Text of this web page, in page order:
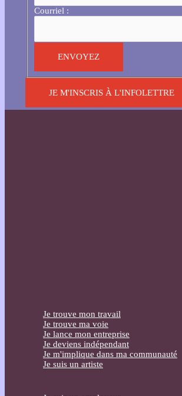
Courriel :
JE M'INSCRIS À L'INFOLETTRE
Je trouve mon travail
Je trouve ma voie
Je lance mon entreprise
Je deviens indépendant
Je m'implique dans ma communauté
Je suis un artiste